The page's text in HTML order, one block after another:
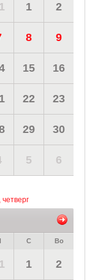
1 2
8 9
15 16
22 23
29 30
5 6
четверг
С Во
1 2